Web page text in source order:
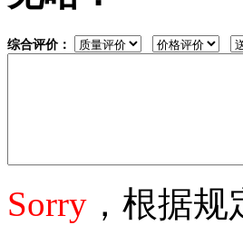
综合评价：
Sorry ，根据